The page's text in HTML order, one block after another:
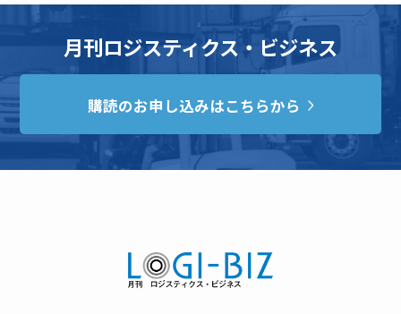
月刊ロジスティクス・ビジネス
購読のお申し込みはこちらから